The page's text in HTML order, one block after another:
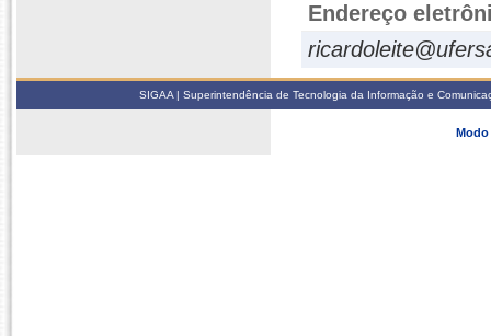
Endereço
SIGAA | Superintendência de Tecnologia da Informação e
Modo